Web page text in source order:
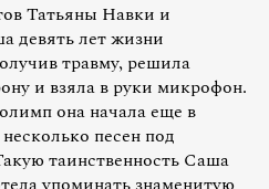
Татьяны Навки и
девять лет жизни
травму, решила
и взяла в руки микрофон.
она начала еще в
песен под
таинственность Саша